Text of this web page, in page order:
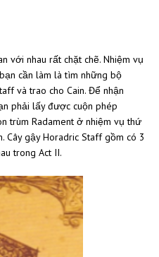
với nhau rất chặt chẽ. Nhiệm vụ
cần làm là tìm những bộ
và trao cho Cain. Để nhận
phải lấy được cuộn phép
trùm Radament ở nhiệm vụ thứ
Cây gậy Horadric Staff gồm có 3
trong Act II.